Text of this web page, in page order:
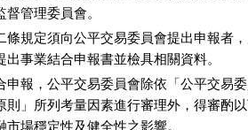
督管理委員會。
條規定須向公平交易委員會提出申報者
出事業結合申報書並檢具相關資料。
申報，公平交易委員會除依「公平交易
則」所列考量因素進行審理外，得審酌
市場穩定性及健全性之影響。